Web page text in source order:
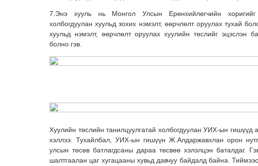
7.Энэ хууль нь Монгол Улсын Ерөнхийлөгчийн хоригийг
холбогдуулан хуульд зохих нэмэлт, өөрчлөлт оруулах тухай
хуульд нэмэлт, өөрчлөлт оруулах хуулийн төслийг эцэслэн
болно гэв.
Хуулийн төслийн танилцуулгатай холбогдуулан УИХ-ын гишүүд
хэллээ. Тухайлбал, УИХ-ын гишүүн Ж.Алдаржавхлан орон
улсын төсөв батлагдсаны дараа төсвөө хэлэлцэн баталдаг.
шалтгаалан цаг хугацааны хувьд давчуу байдалд байна.